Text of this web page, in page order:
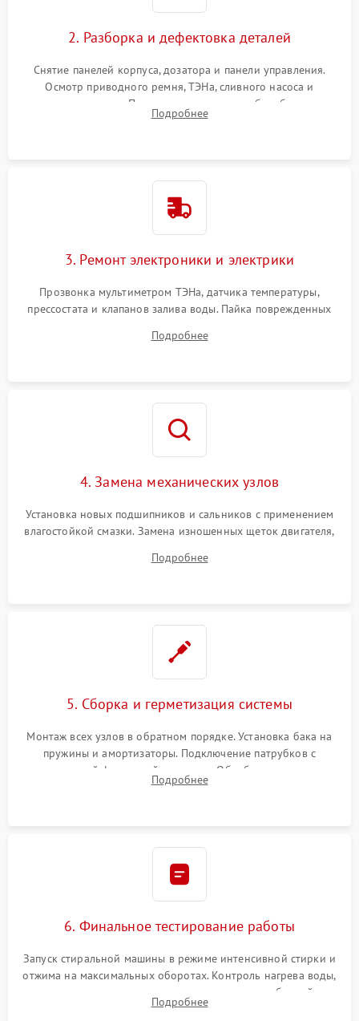
2. Разборка и дефектовка деталей
Снятие панелей корпуса, дозатора и панели управления.
Осмотр приводного ремня, ТЭНа, сливного насоса и
амортизаторов. Проверка подшипников барабана и
крестовины на износ, а манжеты люка на разрывы.
Подробнее
3. Ремонт электроники и электрики
Прозвонка мультиметром ТЭНа, датчика температуры,
прессостата и клапанов залива воды. Пайка поврежденных
Восстановление целостности проводки и контактов.
Подробнее
4. Замена механических узлов
Установка новых подшипников и сальников с применением
влагостойкой смазки. Замена изношенных щеток двигателя,
или поврежденной резиновой манжеты.
Подробнее
5. Сборка и герметизация системы
Монтаж всех узлов в обратном порядке. Установка бака на
пружины и амортизаторы. Подключение патрубков с
надежной фиксацией хомутами. Обработка стыков
герметиком для предотвращения возможных протечек воды.
Подробнее
6. Финальное тестирование работы
Запуск стиральной машины в режиме интенсивной стирки и
отжима на максимальных оборотах. Контроль нагрева воды,
корректности слива, отсутствия излишних вибраций,
посторонних стуков и протечек под корпусом.
Подробнее